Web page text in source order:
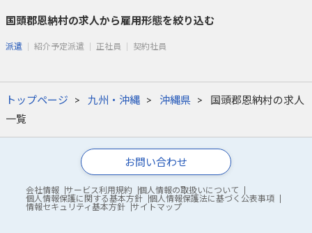
国頭郡恩納村の求人から雇用形態を絞り込む
派遣 紹介予定派遣 正社員 契約社員
トップページ 九州・沖縄 沖縄県
国頭郡恩納村の求人
一覧
お問い合わせ
会社情報 サービス利用規約
個人情報の取扱いについて
個人情報保護に関する基本方針
個人情報保護法に基づく公表事項
情報セキュリティ基本方針
サイトマップ